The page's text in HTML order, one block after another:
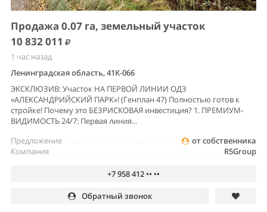
Продажа 0.07 га, земельный участок
10 832 011
1 час назад
Ленинградская область, 41К-066
ЭКСКЛЮЗИВ: Участок НА ПЕРВОЙ ЛИНИИ ОДЗ
«АЛЕКСАНДРИЙСКИЙ ПАРК»! (Генплан 47) Полностью готов к
стройке! Почему это БЕЗРИСКОВАЯ инвестиция? 1. ПРЕМИУМ-
ВИДИМОСТЬ 24/7: Первая линия...
от собственника
Предложение
R5Group
Компания
+7 958 412 •• ••
Обратный звонок